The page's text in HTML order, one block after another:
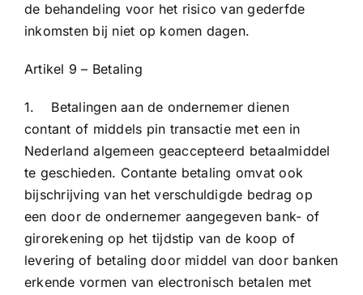
de behandeling voor het risico van gederfde
inkomsten bij niet op komen dagen.
Artikel 9 – Betaling
1. Betalingen aan de ondernemer dienen
contant of middels pin transactie met een in
Nederland algemeen geaccepteerd betaalmiddel
te geschieden. Contante betaling omvat ook
bijschrijving van het verschuldigde bedrag op
een door de ondernemer aangegeven bank- of
girorekening op het tijdstip van de koop of
levering of betaling door middel van door banken
erkende vormen van electronisch betalen met